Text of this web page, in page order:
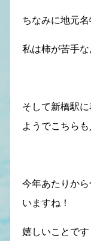
ちなみに地元
私は柿が苦手
そして新橋駅
ようでこちら
今年あたりか
いますね！
嬉しいことです